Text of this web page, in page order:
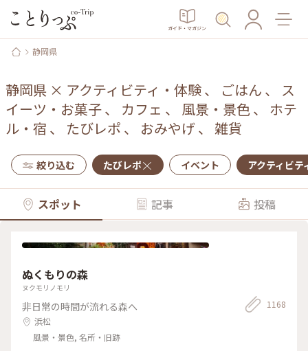
ガイド・マガジン
静岡県
静岡県 × アクティビティ・体験、 ごはん 、 ス
イーツ・お菓子、 カフェ 、 風景・景色、 ホテ
ル・宿 、 たびレポ 、 おみやげ 、 雑貨
絞り込む たびレポ イベント アクティビテ
スポット 記事 投稿
ぬくもりの森
ヌクモリノモリ
非日常の時間が流れる森へ
浜松
風景・景色, 名所・旧跡
1168